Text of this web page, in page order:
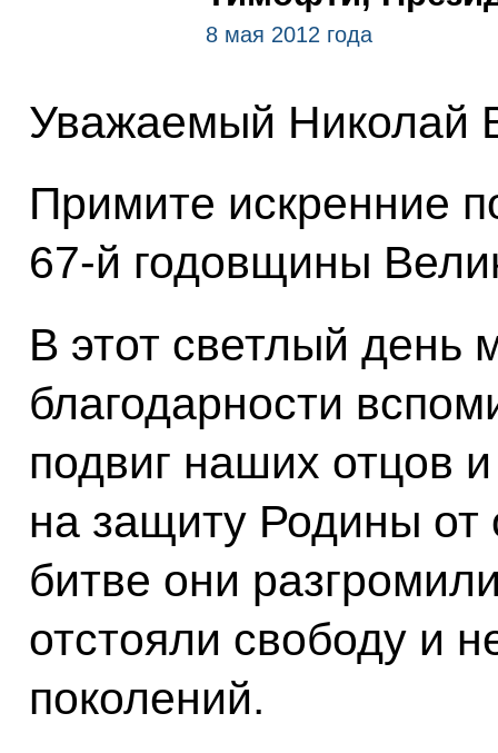
8 мая 2012 года
Уважаемый Николай
Примите искренние
67-й годовщины
В этот светлый день
благодарности
подвиг наших отцов
на защиту Родины от
битве они
отстояли свободу и
поколений.